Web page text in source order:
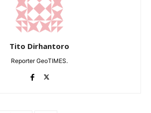
Tito Dirhantoro
Reporter GeoTIMES.